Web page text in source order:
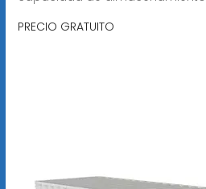
PRECIO GRATUITO